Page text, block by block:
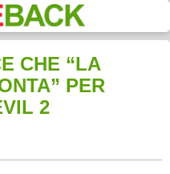
CHE “LA
PER
2